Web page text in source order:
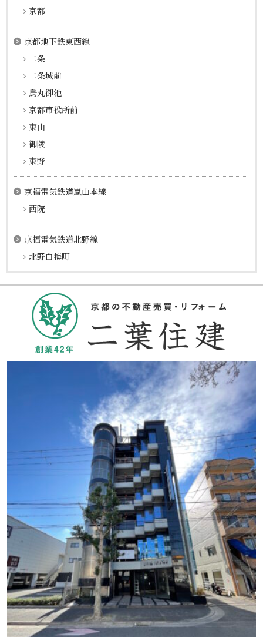
京都
京都地下鉄東西線
二条
二条城前
烏丸御池
京都市役所前
東山
御陵
東野
京福電気鉄道嵐山本線
西院
京福電気鉄道北野線
北野白梅町